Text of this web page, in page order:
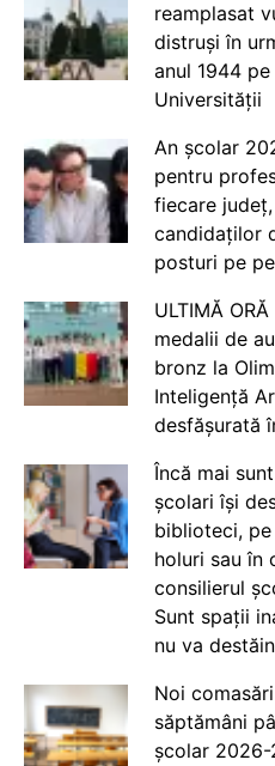
reamplasat
distruși în
anul 1944
Universității
An școlar
pentru
fiecare
candidaților
posturi pe
ULTIMĂ
medalii de
bronz la
Inteligență
desfășurată
Încă mai
școlari își
biblioteci,
holuri sau în
consilierul
Sunt spații
nu va
Noi
săptămâni
școlar 2026-